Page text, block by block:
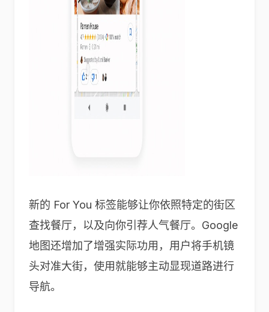
新的 For You 标签能够让你依照特定的街区
查找餐厅，以及向你引荐人气餐厅。Google
地图还增加了增强实际功用，用户将手机镜
头对准大街，使用就能够主动显现道路进行
导航。